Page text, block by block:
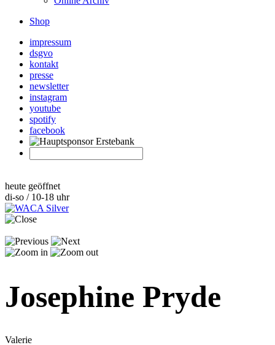
Shop
impressum
dsgvo
kontakt
presse
newsletter
instagram
youtube
spotify
facebook
heute geöffnet
di-so / 10-18 uhr
Josephine Pryde
Valerie